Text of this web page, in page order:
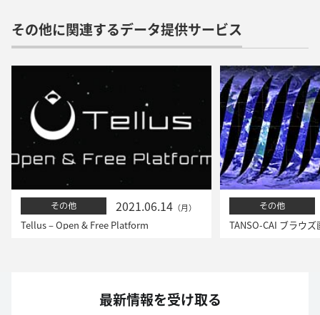
その他に関連するデータ提供サービス
その他 2021.06.14 （月）
Tellus – Open & Free Platform
その他
TANSO-CAI ブラウズ
最新情報を受け取る